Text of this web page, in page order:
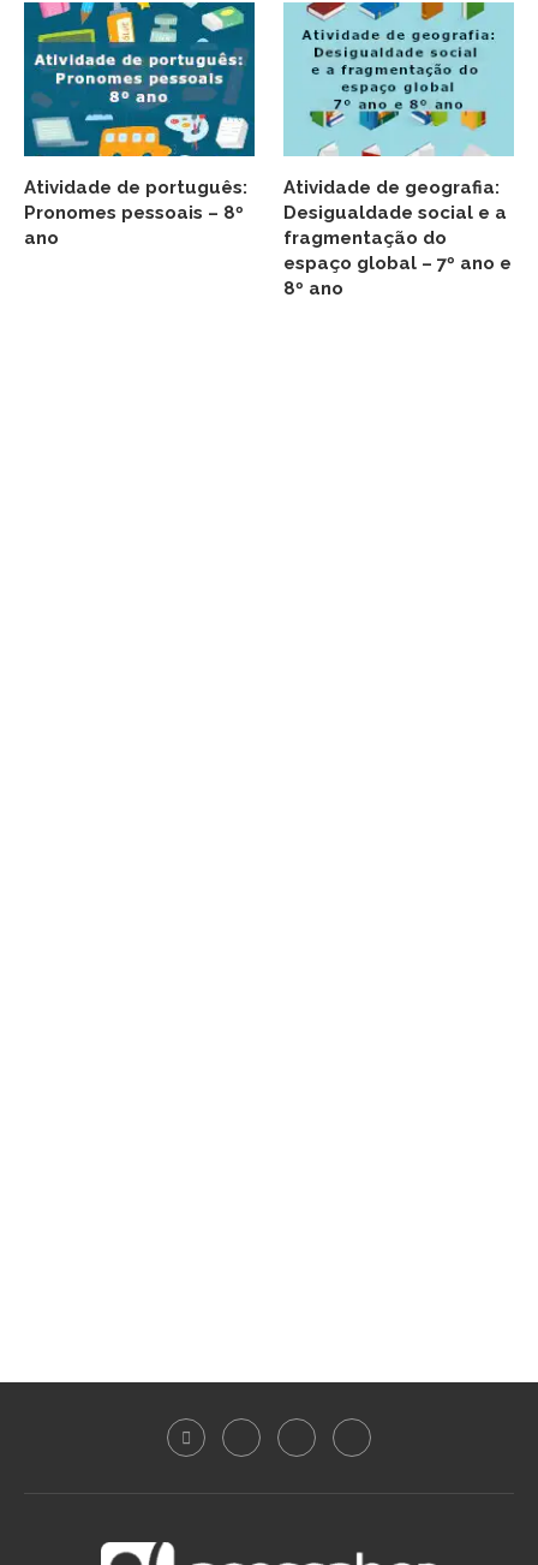
Atividade de português:
Pronomes pessoais – 8º
ano
Atividade de geografia:
Desigualdade social e a
fragmentação do
espaço global – 7º ano e
8º ano